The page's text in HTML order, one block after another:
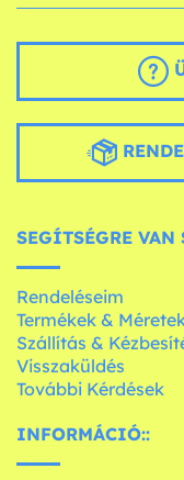
SEGÍTSÉGRE VAN
Rendeléseim
Termékek &
Szállítás &
Visszaküldés
További Kérdések
INFORMÁCIÓ::